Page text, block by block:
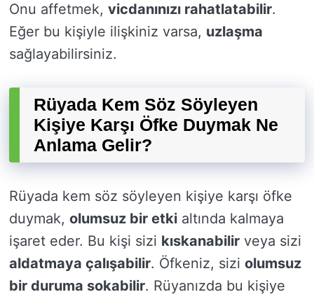
Onu affetmek, vicdanınızı rahatlatabilir.
Eğer bu kişiyle ilişkiniz varsa, uzlaşma
sağlayabilirsiniz.
Rüyada Kem Söz Söyleyen
Kişiye Karşı Öfke Duymak Ne
Anlama Gelir?
Rüyada kem söz söyleyen kişiye karşı öfke
duymak, olumsuz bir etki altında kalmaya
işaret eder. Bu kişi sizi kıskanabilir veya sizi
aldatmaya çalışabilir. Öfkeniz, sizi olumsuz
bir duruma sokabilir. Rüyanızda bu kişiye